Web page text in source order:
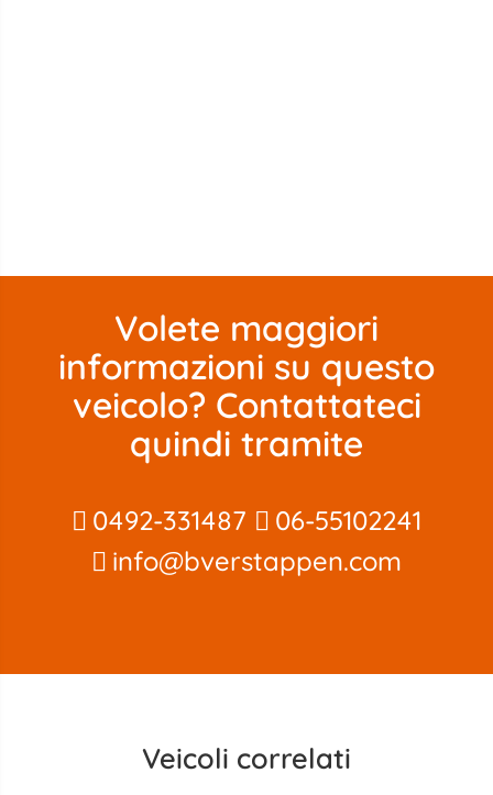
Volete maggiori
informazioni su questo
veicolo? Contattateci
quindi tramite
0492-331487
06-55102241
info@bverstappen.com
Veicoli correlati